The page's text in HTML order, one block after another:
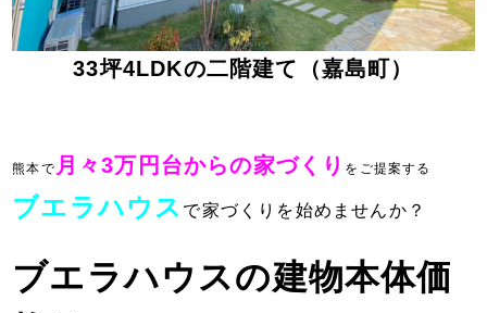
33坪4LDKの二階建て（嘉島町）
熊本で 月々3万円台からの家づくり をご提案する
ブエラハウス で家づくりを始めませんか？
ブエラハウスの建物本体価